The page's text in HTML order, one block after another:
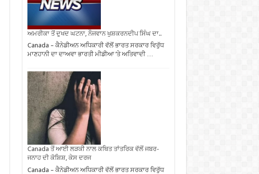
ਅਮਰੀਕਾ ਤੋਂ ਦੁਖਦ ਘਟਨਾ, ਨੌਜਵਾਨ ਖੁਸ਼ਕਰਨਦੀਪ ਸਿੰਘ ਦਾ..
Canada – ਕੈਨੇਡੀਅਨ ਅਧਿਕਾਰੀ ਵੱਲੋਂ ਭਾਰਤ ਸਰਕਾਰ ਵਿਰੁੱਧ
ਮਾਣਹਾਨੀ ਦਾ ਦਾਅਵਾ ਭਾਰਤੀ ਮੀਡੀਆ ’ਤੇ ਅਤਿਵਾਦੀ …
Canada ਤੋਂ ਆਈ ਲੜਕੀ ਨਾਲ ਕਥਿਤ ਤਾਂਤਰਿਕ ਵੱਲੋਂ ਜਬਰ-
ਜਨਾਹ ਦੀ ਕੋਸ਼ਿਸ਼, ਕੇਸ ਦਰਜ
Canada – ਕੈਨੇਡੀਅਨ ਅਧਿਕਾਰੀ ਵੱਲੋਂ ਭਾਰਤ ਸਰਕਾਰ ਵਿਰੁੱਧ